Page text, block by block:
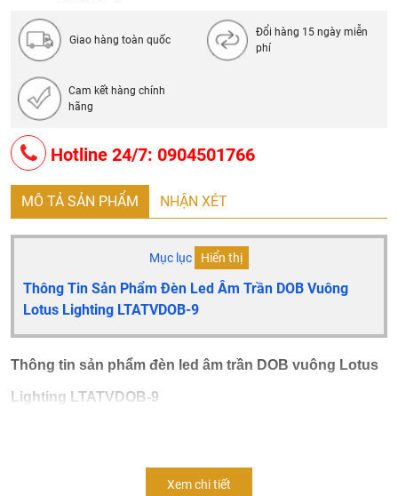
Bảo hành 24 tháng
Giao hàng toàn quốc
Đổi hàng 15 ngày miễn
phí
Cam kết hàng chính
hãng
Hotline 24/7: 0904501766
MÔ TẢ SẢN PHẨM NHẬN XÉT
Mục lục Hiển thị
Thông Tin Sản Phẩm Đèn Led Âm Trần DOB Vuông
Lotus Lighting LTATVDOB-9
Thông tin sản phẩm đèn led âm trần DOB vuông Lotus
Lighting LTATVDOB-9
Xem chi tiết